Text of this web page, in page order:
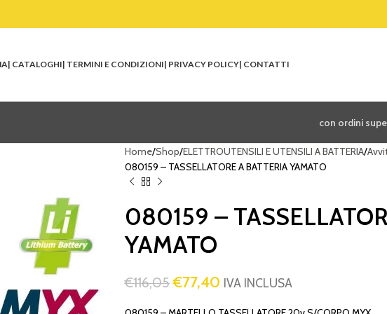
| CATALOGHI| TERMINI E CONDIZIONI| PRIVACY POLICY| CONTATTI
con ordini
Home Shop ELETTROUTENSILI E UTENSILI A BATTERIA
080159 – TASSELLATORE A BATTERIA YAMATO
080159 –
YAMATO
€116,05 €77,40 IVA INCLUSA